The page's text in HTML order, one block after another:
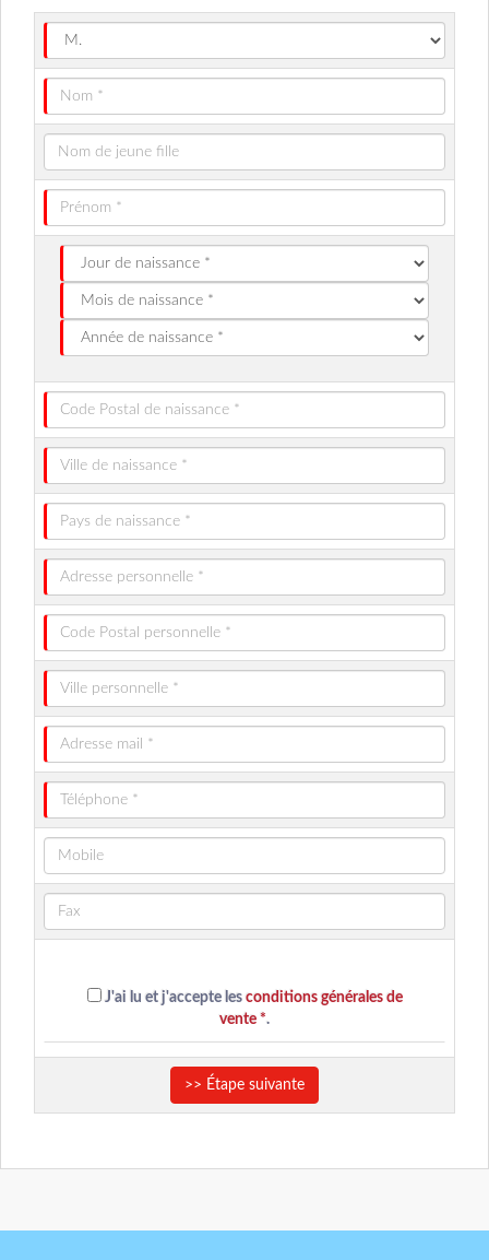
J'ai lu et j'accepte les conditions générales de
vente *.
>> Étape suivante